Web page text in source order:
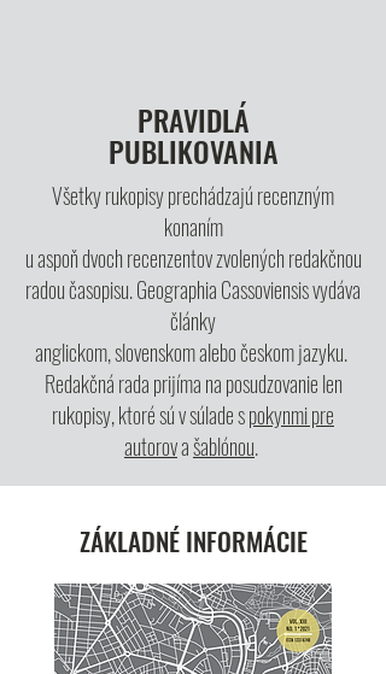
PRAVIDLÁ
PUBLIKOVANIA
Všetky rukopisy prechádzajú recenzným
konaním
u aspoň dvoch recenzentov zvolených redakčnou
radou časopisu. Geographia Cassoviensis vydáva
články
anglickom, slovenskom alebo českom jazyku.
Redakčná rada prijíma na posudzovanie len
rukopisy, ktoré sú v súlade spokynmi pre
autorovašablónou.
ZÁKLADNÉ INFORMÁCIE